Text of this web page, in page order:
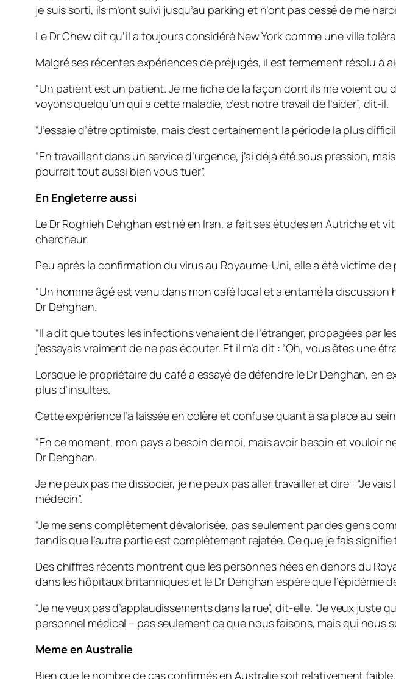
je suis sorti, ils m’ont suivi jusqu’au parking et n’ont pas cessé de me
Le Dr Chew dit qu’il a toujours considéré New York comme une ville
Malgré ses récentes expériences de préjugés, il est fermement résolu à
“Un patient est un patient. Je me fiche de la façon dont ils me voient
voyons quelqu’un qui a cette maladie, c’est notre travail de l’aider”, dit-il.
“J’essaie d’être optimiste, mais c’est certainement la période la plus
“En travaillant dans un service d’urgence, j’ai déjà été sous pression,
pourrait tout aussi bien vous tuer”.
En Engleterre aussi
Le Dr Roghieh Dehghan est né en Iran, a fait ses études en Autriche et
chercheur.
Peu après la confirmation du virus au Royaume-Uni, elle a été victime de
“Un homme âgé est venu dans mon café local et a entamé la
Dr Dehghan.
“Il a dit que toutes les infections venaient de l’étranger, propagées par
j’essayais vraiment de ne pas écouter. Et il m’a dit : “Oh, vous êtes une
Lorsque le propriétaire du café a essayé de défendre le Dr Dehghan, en
plus d’insultes.
Cette expérience l’a laissée en colère et confuse quant à sa place au
“En ce moment, mon pays a besoin de moi, mais avoir besoin et vouloir
Dr Dehghan.
Je ne peux pas me dissocier, je ne peux pas aller travailler et dire : “Je
médecin”.
“Je me sens complètement dévalorisée, pas seulement par des gens
tandis que l’autre partie est complètement rejetée. Ce que je fais signifie
Des chiffres récents montrent que les personnes nées en dehors du
dans les hôpitaux britanniques et le Dr Dehghan espère que l’épidémie
“Je ne veux pas d’applaudissements dans la rue”, dit-elle. “Je veux
personnel médical – pas seulement ce que nous faisons, mais qui nous
Meme en Australie
Bien que le nombre de cas confirmés en Australie soit relativement